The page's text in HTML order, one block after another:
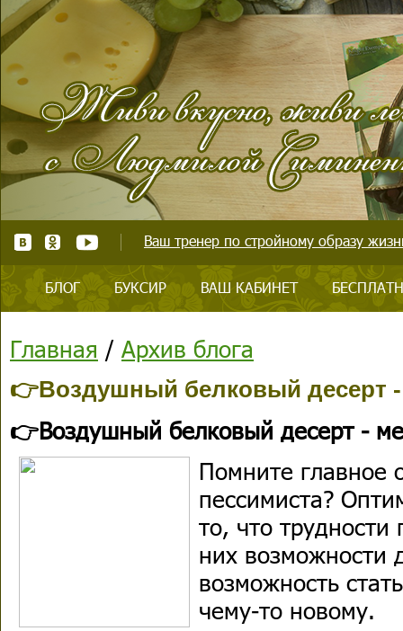
Ваш тренер по стройному образу
БЛОГ БУКСИР ВАШ КАБИНЕТ
Главная / Архив блога
👉Воздушный белковый десерт
👉Воздушный белковый десерт -
Помните главное
пессимиста?
то, что
них возможности
возможность
чему-то новому.